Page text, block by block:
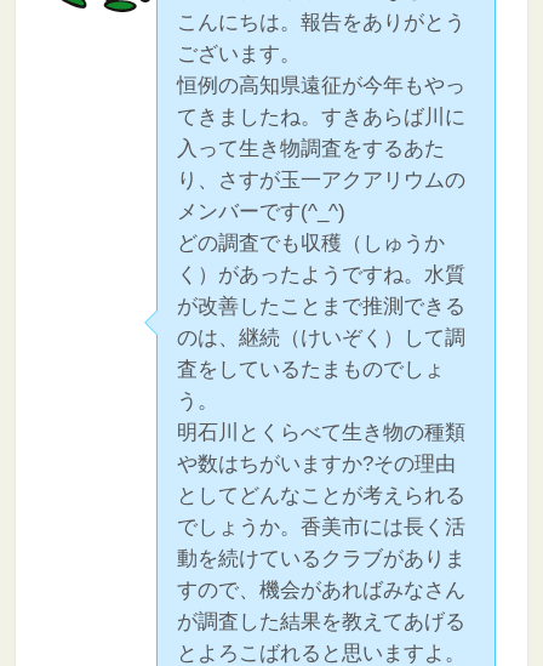
こんにちは。報告をありがとう
ございます。
恒例の高知県遠征が今年もやっ
てきましたね。すきあらば川に
入って生き物調査をするあた
り、さすが玉一アクアリウムの
メンバーです(^_^)
どの調査でも収穫（しゅうか
く）があったようですね。水質
が改善したことまで推測できる
のは、継続（けいぞく）して調
査をしているたまものでしょ
う。
明石川とくらべて生き物の種類
や数はちがいますか?その理由
としてどんなことが考えられる
でしょうか。香美市には長く活
動を続けているクラブがありま
すので、機会があればみなさん
が調査した結果を教えてあげる
とよろこばれると思いますよ。